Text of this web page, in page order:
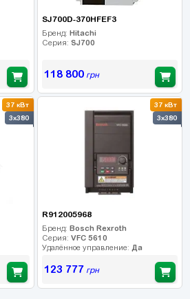
SJ700D-370HFEF3
Бренд: Hitachi
Серия: SJ700
118 800грн
37 кВт
3x380
37 кВт
3x380
R912005968
Бренд: Bosch Rexroth
Серия: VFC 5610
Удалённое управление: Да
123 777 грн